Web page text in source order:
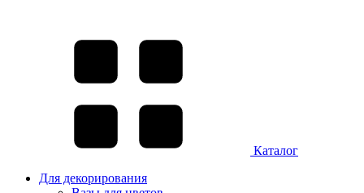
Каталог
Для декорирования